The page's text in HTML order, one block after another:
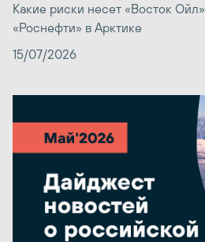
Какие риски несет «Восток
«Роснефти» в Арктике
15/07/2026